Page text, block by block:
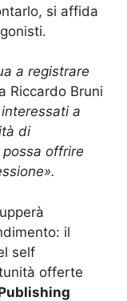
si affida
a registrare
Riccardo Bruni
a
di
offrire
il
self
offerte